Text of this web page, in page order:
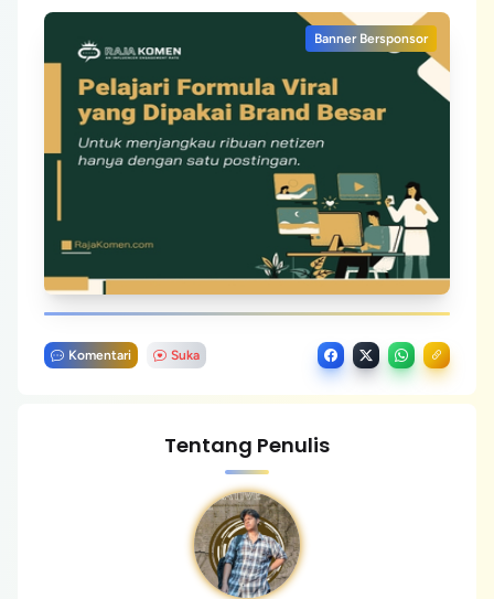
Banner Bersponsor
Komentari Suka
Tentang Penulis